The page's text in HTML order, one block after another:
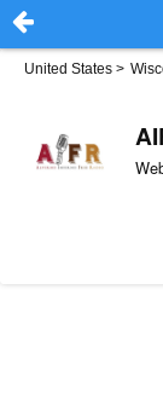
United States >